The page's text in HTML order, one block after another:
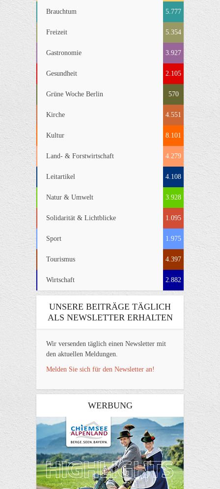
Brauchtum 5.777
Freizeit 5.354
Gastronomie 3.927
Gesundheit 2.105
Grüne Woche Berlin 570
Kirche 4.551
Kultur 8.101
Land- & Forstwirtschaft 4.279
Leitartikel 4.108
Natur & Umwelt 3.928
Solidarität & Lichtblicke 1.095
Sport 1.975
Tourismus 4.397
Wirtschaft 2.882
UNSERE BEITRÄGE TÄGLICH
ALS NEWSLETTER ERHALTEN
Wir versenden täglich einen Newsletter mit
den aktuellen Meldungen.
Melden Sie sich für den Newsletter an!
WERBUNG